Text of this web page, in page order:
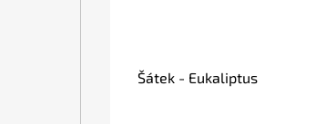
Šátek - Eukaliptus